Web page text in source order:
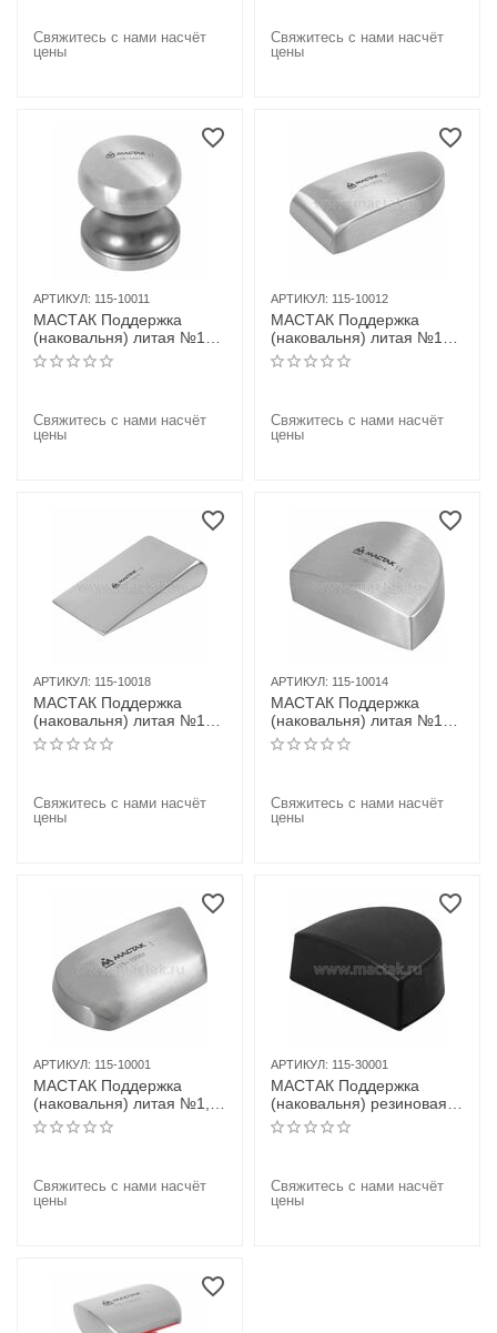
Свяжитесь с нами насчёт
цены
Свяжитесь с нами насчёт
цены
АРТИКУЛ: 115-10011
МАСТАК Поддержка
(наковальня) литая №11,
"круглая печать"
Свяжитесь с нами насчёт
цены
АРТИКУЛ: 115-10012
МАСТАК Поддержка
(наковальня) литая №12,
угловая тонкая
Свяжитесь с нами насчёт
цены
АРТИКУЛ: 115-10018
МАСТАК Поддержка
(наковальня) литая №18,
"клин"
Свяжитесь с нами насчёт
цены
АРТИКУЛ: 115-10014
МАСТАК Поддержка
(наковальня) литая №14,
"каблук"
Свяжитесь с нами насчёт
цены
АРТИКУЛ: 115-10001
МАСТАК Поддержка
(наковальня) литая №1,
угловая
Свяжитесь с нами насчёт
цены
АРТИКУЛ: 115-30001
МАСТАК Поддержка
(наковальня) резиновая,
"каблук"
Свяжитесь с нами насчёт
цены